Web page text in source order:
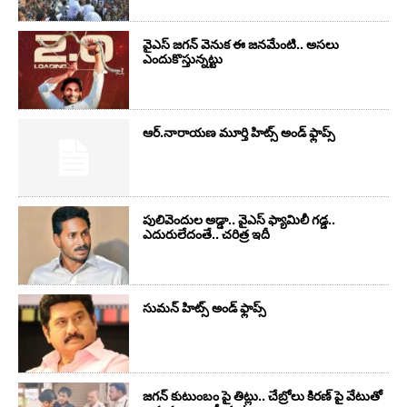
వైఎస్‌ జగన్‌ వెనుక ఈ జనమేంటి.. అసలు
ఎందుకొస్తున్నట్టు
ఆర్‌.నారాయ‌ణ మూర్తి హిట్స్ అండ్ ఫ్లాప్స్‌
పులివెందుల అడ్డా.. వైఎస్ ఫ్యామిలీ గడ్డ..
ఎదురులేదంతే.. చరిత్ర ఇదీ
సుమ‌న్ హిట్స్ అండ్ ఫ్లాప్స్‌
జగన్ కుటుంబం పై తిట్లు.. చేబ్రోలు కిరణ్ పై వేటుతో